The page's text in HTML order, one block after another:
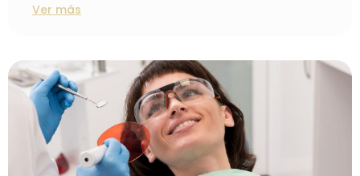
Ver más